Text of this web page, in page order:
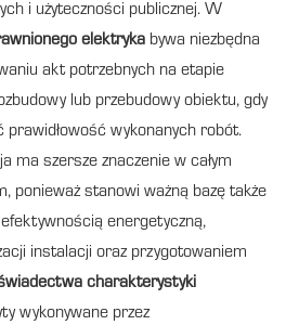
i użyteczności publicznej. W
elektryka bywa niezbędna
akt potrzebnych na etapie
lub przebudowy obiektu, gdy
wykonanych robót.
ma szersze znaczenie w całym
ponieważ stanowi ważną bazę także
energetyczną,
instalacji oraz przygotowaniem
charakterystyki
wykonywane przez